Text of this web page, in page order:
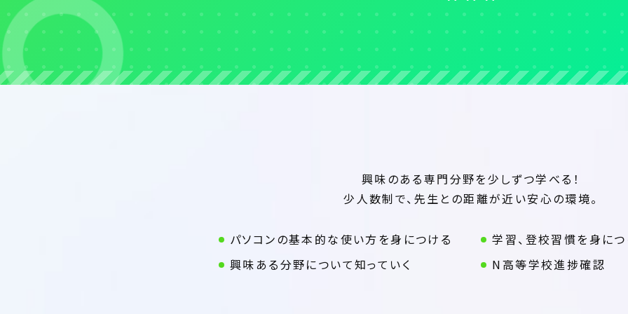
資料請求
オープンスクール
興味のある専門分野を少しずつ学べる！
少人数制で、先生との距離が近い安心の環境。
パソコンの基本的な使い方を身につける
学習、登校習慣を身に
興味ある分野について知っていく
N高等学校進捗確認